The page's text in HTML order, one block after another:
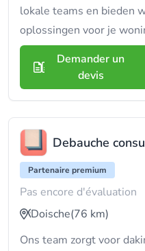
lokale teams en bieden
oplossingen voor je
Demander un
devis
Debauche
Partenaire premium
Pas encore d'évaluation
Doische(76 km)
Ons team zorgt voor